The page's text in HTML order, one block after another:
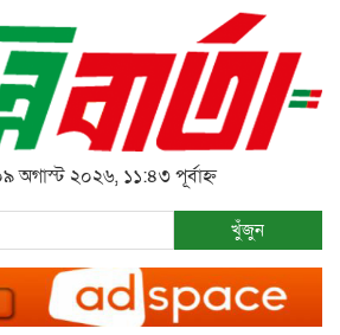
অগাস্ট ২০২৬, ১১:৪৩ পূর্বাহ্ন
খুঁজুন